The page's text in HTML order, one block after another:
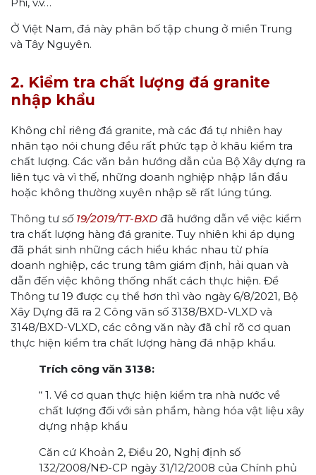
Ở Việt Nam, đá này phân bố tập chung ở miền Trung
và Tây Nguyên.
2. Kiểm tra chất lượng đá granite
nhập khẩu
Không chỉ riêng đá granite, mà các đá tự nhiên hay
nhân tạo nói chung đều rất phức tạp ở khâu kiểm tra
chất lượng. Các văn bản hướng dẫn của Bộ Xây dựng ra
liên tục và vì thế, những doanh nghiệp nhập lần đầu
hoặc không thường xuyên nhập sẽ rất lúng túng.
Thông tư số 19/2019/TT-BXD đã hướng dẫn về việc kiểm
tra chất lượng hàng đá granite. Tuy nhiên khi áp dụng
đã phát sinh những cách hiểu khác nhau từ phía
doanh nghiệp, các trung tâm giám định, hải quan và
dẫn đến việc không thống nhất cách thực hiện. Để
Thông tư 19 được cụ thể hơn thì vào ngày 6/8/2021, Bộ
Xây Dựng đã ra 2 Công văn số 3138/BXD-VLXD và
3148/BXD-VLXD, các công văn này đã chỉ rõ cơ quan
thực hiện kiểm tra chất lượng hàng đá nhập khẩu.
Trích công văn 3138:
“ 1. Về cơ quan thực hiện kiểm tra nhà nước về
chất lượng đối với sản phẩm, hàng hóa vật liệu xây
dựng nhập khẩu
Căn cứ Khoản 2, Điều 20, Nghị định số
132/2008/NĐ-CP ngày 31/12/2008 của Chính phủ